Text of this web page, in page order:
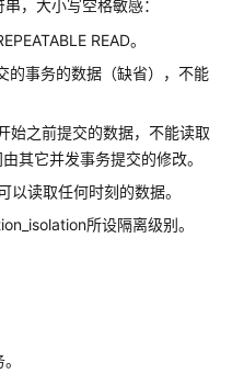
，大小写空格敏感：
READ。
事务的数据（缺省），不能
之前提交的数据，不能读取
其它并发事务提交的修改。
读取任何时刻的数据。
所设隔离级别。